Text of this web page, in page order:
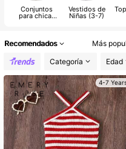
Conjuntos
para chicas
Vestidos de
Niñas (3-7)
Recomendados Más
Categoría
Edad
4-7